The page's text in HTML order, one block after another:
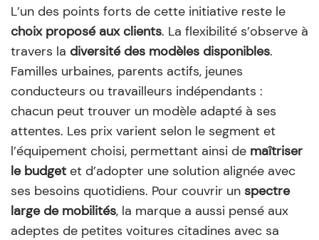
L’un des points forts de cette initiative reste le
choix proposé aux clients. La flexibilité s’observe à
travers la diversité des modèles disponibles.
Familles urbaines, parents actifs, jeunes
conducteurs ou travailleurs indépendants :
chacun peut trouver un modèle adapté à ses
attentes. Les prix varient selon le segment et
l’équipement choisi, permettant ainsi de maîtriser
le budget et d’adopter une solution alignée avec
ses besoins quotidiens. Pour couvrir un spectre
large de mobilités, la marque a aussi pensé aux
adeptes de petites voitures citadines avec sa